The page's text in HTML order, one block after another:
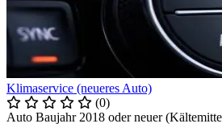
Klimaservice (neueres Auto)
(0)
Auto Baujahr 2018 oder neuer